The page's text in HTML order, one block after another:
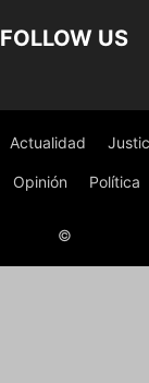
FOLLOW US
Actualidad
Opinión Política
©